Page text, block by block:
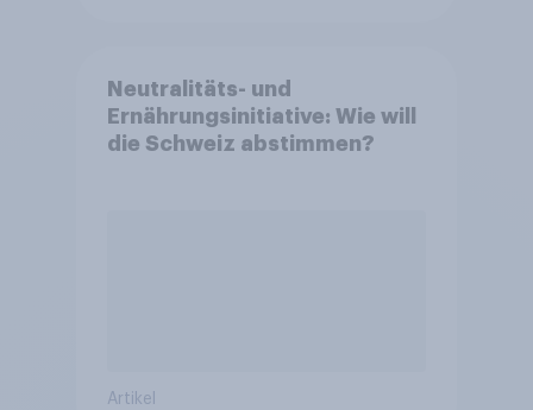
Neutralitäts- und
Ernährungsinitiative: Wie will
die Schweiz abstimmen?
Artikel